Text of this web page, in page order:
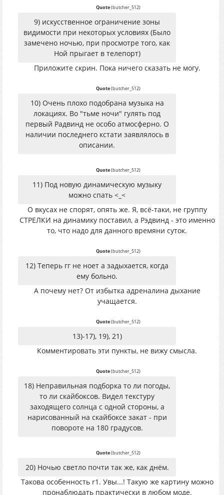
Quote(butcher_512)
9) искусственное ограничение зоны
видимости при некоторых условиях (Было
замечено ночью, при просмотре того, как
Ной прыгает в телепорт)
Приложите скрин. Пока ничего сказать не могу.
Quote(butcher_512)
10) Очень плохо подобрана музыка на
локациях. Во "тьме ночи" гулять под
первый Радвинд не особо атмосферно. О
наличии последнего кстати заявлялось в
описании.
Quote(butcher_512)
11) Под новую динамическую музыку
можно спать <_<
О вкусах не спорят, опять же. Я, всё-таки, не группу
СТРЕЛКИ на динамику поставил, а Рэдвинд - это именно
то, что надо для данного времяни суток.
Quote(butcher_512)
12) Теперь гг не ноет а задыхается, когда
ему больно.
А почему нет? От избытка адреналина дыхание
учащается.
Quote(butcher_512)
13)-17), 19), 21)
Комментировать эти пункты, не вижу смысла.
Quote(butcher_512)
18) Неправильная подборка то ли погоды,
то ли скайбоксов. Видел текстуру
заходящего солнца с одной стороны, а
нарисованный на скайбоксе закат - при
повороте на 180 градусов.
Quote(butcher_512)
20) Ночью светло почти так же, как днём.
Такова особенность r1. Увы...! Такую же картину можно
пронаблюдать практически в любом моде.